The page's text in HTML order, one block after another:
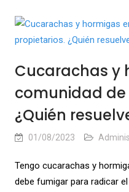
Cucarachas y
comunidad
¿Quién
01/08/2023
Tengo cucarachas y
debe fumigar para radicar